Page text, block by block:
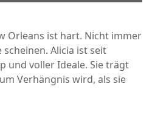
Orleans ist hart. Nicht immer
Alicia ist seit
und voller Ideale. Sie trägt
Verhängnis wird, als sie